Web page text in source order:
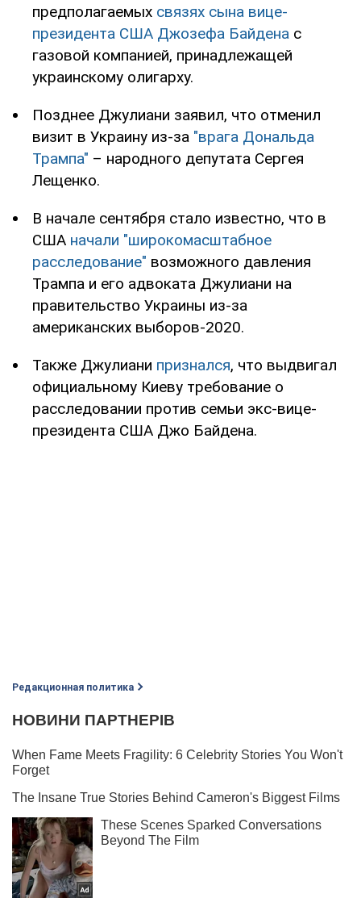
предполагаемых связях сына вице-
президента США Джозефа Байдена с
газовой компанией, принадлежащей
украинскому олигарху.
Позднее Джулиани заявил, что отменил
визит в Украину из-за "врага Дональда
Трампа" – народного депутата Сергея
Лещенко.
В начале сентября стало известно, что в
США начали "широкомасштабное
расследование" возможного давления
Трампа и его адвоката Джулиани на
правительство Украины из-за
американских выборов-2020.
Также Джулиани признался, что выдвигал
официальному Киеву требование о
расследовании против семьи экс-вице-
президента США Джо Байдена.
Редакционная политика